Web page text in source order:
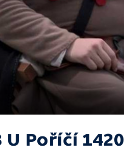
U Poříčí 1420